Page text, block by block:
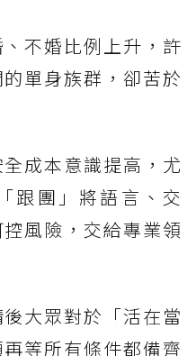
不婚比例上升，許
單身族群，卻苦於
成本意識提高，尤
跟團」將語言、交
風險，交給專業領
大眾對於「活在當
等所有條件都備齊